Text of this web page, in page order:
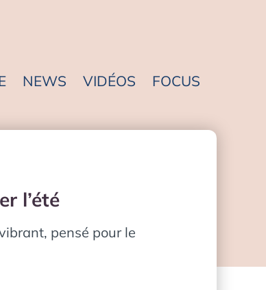
NEWS VIDÉOS FOCUS
l’été
pensé pour le